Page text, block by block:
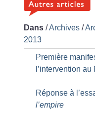
Dans /Archives /
2013
Première
l’intervention au
Réponse à
l’empire